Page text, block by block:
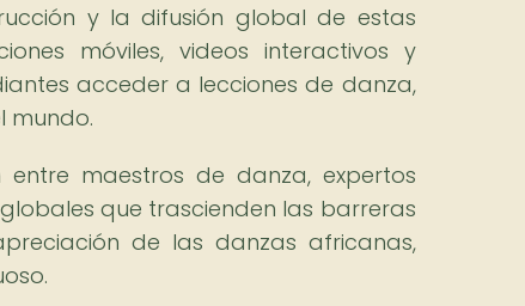
y la difusión global de estas
móviles, videos interactivos y
acceder a lecciones de danza,
mundo.
maestros de danza, expertos
que trascienden las barreras
de las danzas africanas,